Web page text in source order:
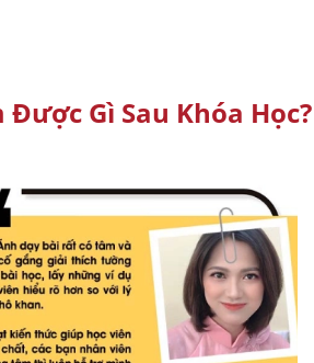
Được Gì Sau Khóa Học?